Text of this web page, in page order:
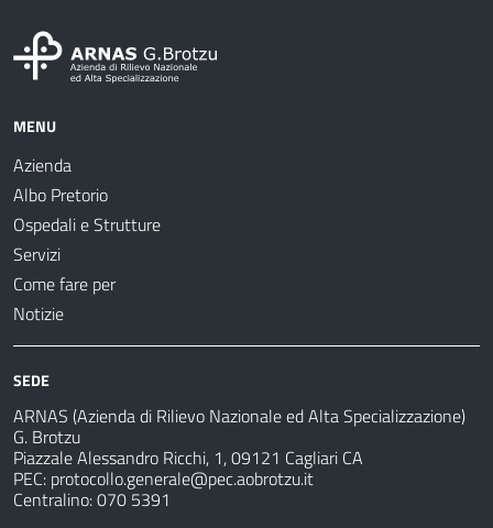
MENU
Azienda
Albo Pretorio
Ospedali e Strutture
Servizi
Come fare per
Notizie
SEDE
ARNAS (Azienda di Rilievo Nazionale ed Alta Specializzazione)
G. Brotzu
Piazzale Alessandro Ricchi, 1, 09121 Cagliari CA
PEC: protocollo.generale@pec.aobrotzu.it
Centralino: 070 5391